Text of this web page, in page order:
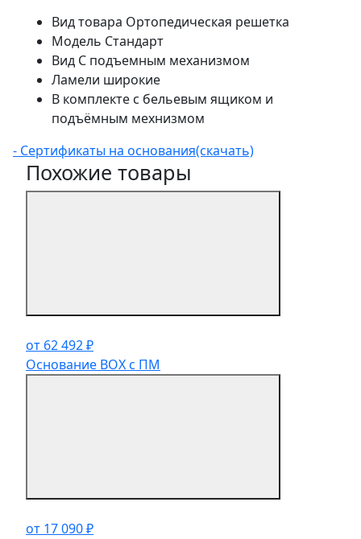
Вид товара Ортопедическая решетка
Модель Стандарт
Вид С подъемным механизмом
Ламели широкие
В комплекте с бельевым ящиком и
подъёмным мехнизмом
- Сертификаты на основания(скачать)
Похожие товары
от 62 492 ₽
Основание BOX с ПМ
от 17 090 ₽